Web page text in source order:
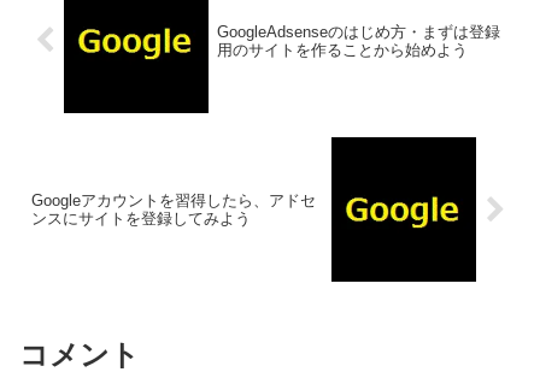
GoogleAdsenseのはじめ方・まずは登録
用のサイトを作ることから始めよう
Googleアカウントを習得したら、アドセ
ンスにサイトを登録してみよう
コメント